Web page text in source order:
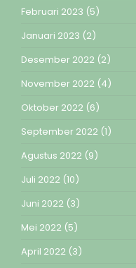
Februari 2023 (5)
Januari 2023 (2)
Desember 2022 (2)
November 2022 (4)
Oktober 2022 (6)
September 2022 (1)
Agustus 2022 (9)
Juli 2022 (10)
Juni 2022 (3)
Mei 2022 (5)
April 2022 (3)